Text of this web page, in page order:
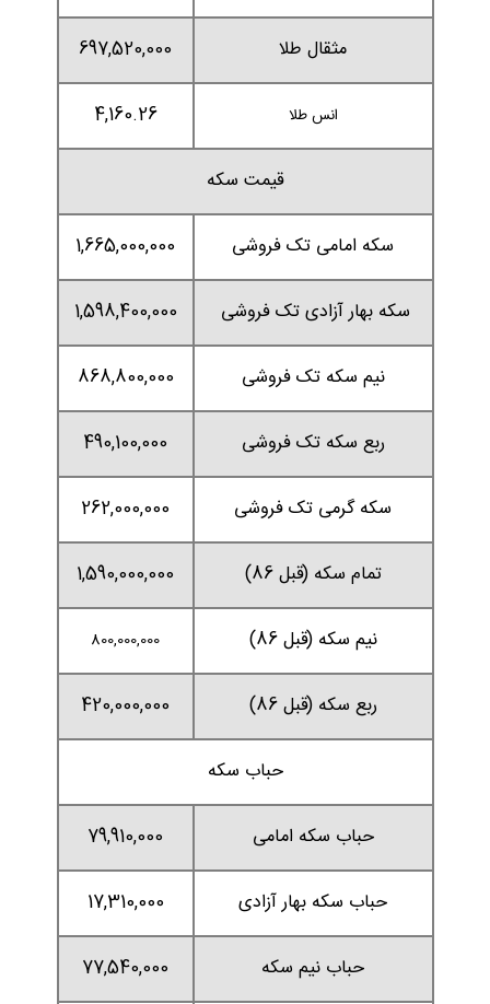
مثقال طلا 697,520,000
انس طلا 4,160.26
قیمت سکه
سکه امامی تک فروشی 1,665,000,000
سکه بهار آزادی تک فروشی 1,598,400,000
نیم سکه تک فروشی 868,800,000
ربع سکه تک فروشی 490,100,000
سکه گرمی تک فروشی 262,000,000
تمام سکه (قبل 86) 1,590,000,000
نیم سکه (قبل 86) 800,000,000
ربع سکه (قبل 86) 420,000,000
حباب سکه
حباب سکه امامی 79,910,000
حباب سکه بهار آزادی 17,310,000
حباب نیم سکه 77,540,000